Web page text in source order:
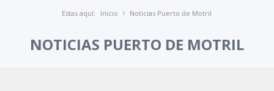
Estas aquí: Inicio Noticias Puerto de Motril
NOTICIAS PUERTO DE MOTRIL